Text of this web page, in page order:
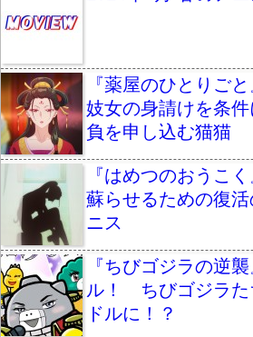
『薬屋のひとりご
妓女の身請けを条
負を申し込む猫猫
『はめつのおうこ
蘇らせるための復
ニス
『ちびゴジラの逆
ル！ ちびゴジラた
ドルに！？